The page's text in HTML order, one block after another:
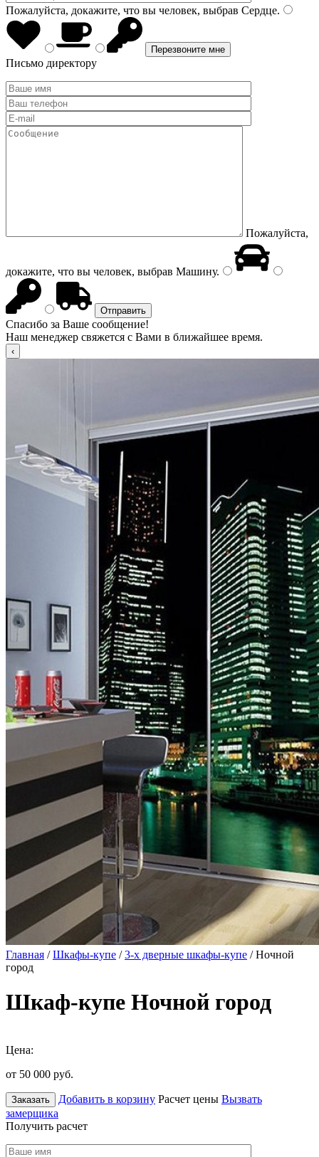
Пожалуйста, докажите, что вы человек, выбрав Сердце.
Письмо директору
Пожалуйста,
докажите, что вы человек, выбрав Машину.
Спасибо за Ваше сообщение!
Наш менеджер свяжется с Вами в ближайшее время.
Главная /Шкафы-купе /3-х дверные шкафы-купе / Ночной
город
Шкаф-купе Ночной город
Цена:
от 50 000 руб.
Заказать Добавить в корзину Расчет цены Вызвать
замерщика
Получить расчет